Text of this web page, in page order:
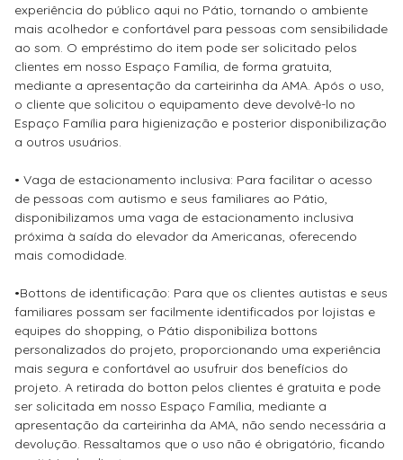
experiência do público aqui no Pátio, tornando o ambiente
mais acolhedor e confortável para pessoas com sensibilidade
ao som. O empréstimo do item pode ser solicitado pelos
clientes em nosso Espaço Família, de forma gratuita,
mediante a apresentação da carteirinha da AMA. Após o uso,
o cliente que solicitou o equipamento deve devolvê-lo no
Espaço Família para higienização e posterior disponibilização
a outros usuários.
• Vaga de estacionamento inclusiva: Para facilitar o acesso
de pessoas com autismo e seus familiares ao Pátio,
disponibilizamos uma vaga de estacionamento inclusiva
próxima à saída do elevador da Americanas, oferecendo
mais comodidade.
•Bottons de identificação: Para que os clientes autistas e seus
familiares possam ser facilmente identificados por lojistas e
equipes do shopping, o Pátio disponibiliza bottons
personalizados do projeto, proporcionando uma experiência
mais segura e confortável ao usufruir dos benefícios do
projeto. A retirada do botton pelos clientes é gratuita e pode
ser solicitada em nosso Espaço Família, mediante a
apresentação da carteirinha da AMA, não sendo necessária a
devolução. Ressaltamos que o uso não é obrigatório, ficando